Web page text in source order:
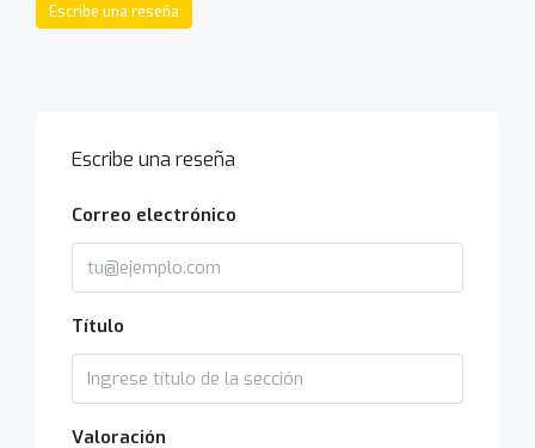
Escribe una reseña
Escribe una reseña
Correo electrónico
Título
Valoración